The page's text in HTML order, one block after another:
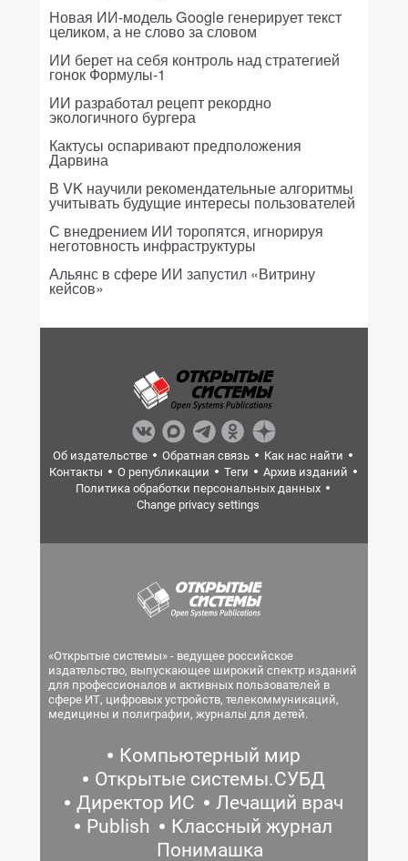
Новая ИИ-модель Google генерирует текст
целиком, а не слово за словом
ИИ берет на себя контроль над стратегией
гонок Формулы-1
ИИ разработал рецепт рекордно
экологичного бургера
Кактусы оспаривают предположения
Дарвина
В VK научили рекомендательные алгоритмы
учитывать будущие интересы пользователей
С внедрением ИИ торопятся, игнорируя
неготовность инфраструктуры
Альянс в сфере ИИ запустил «Витрину
кейсов»
Об издательстве Обратная связь
Как нас найти
Контакты
О републикации Теги
Архив изданий
Политика обработки персональных данных
Change privacy settings
«Открытые системы» - ведущее российское
издательство, выпускающее широкий спектр изданий
для профессионалов и активных пользователей в
сфере ИТ, цифровых устройств, телекоммуникаций,
медицины и полиграфии, журналы для детей.
Компьютерный мир
Открытые системы.СУБД
Директор ИС
Лечащий врач
Publish
Классный журнал
Понимашка